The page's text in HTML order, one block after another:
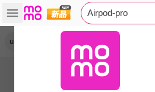
Airpod-pro
usb c